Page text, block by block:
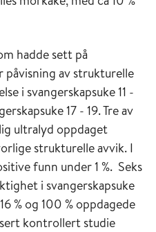
hadde sett på
av strukturelle
i svangerskapsuke 11 -
17 - 19. Tre av
ultralyd oppdaget
strukturelle avvik. I
funn under 1 %. Seks
i svangerskapsuke
% og 100 % oppdagede
kontrollert studie